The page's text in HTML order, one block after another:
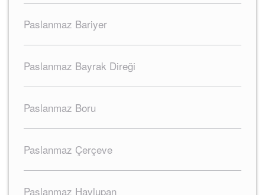
Paslanmaz Bariyer
Paslanmaz Bayrak Direği
Paslanmaz Boru
Paslanmaz Çerçeve
Paslanmaz Havlupan